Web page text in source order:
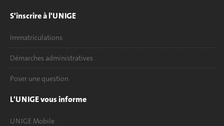
S'inscrire à l'UNIGE
Immatriculations
Démarches administratives
Poser une question
L'UNIGE vous informe
UNIGE Mobile